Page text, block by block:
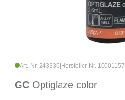
Art.-Nr. 243336 Hersteller-Nr. 10001157
GC Optiglaze color